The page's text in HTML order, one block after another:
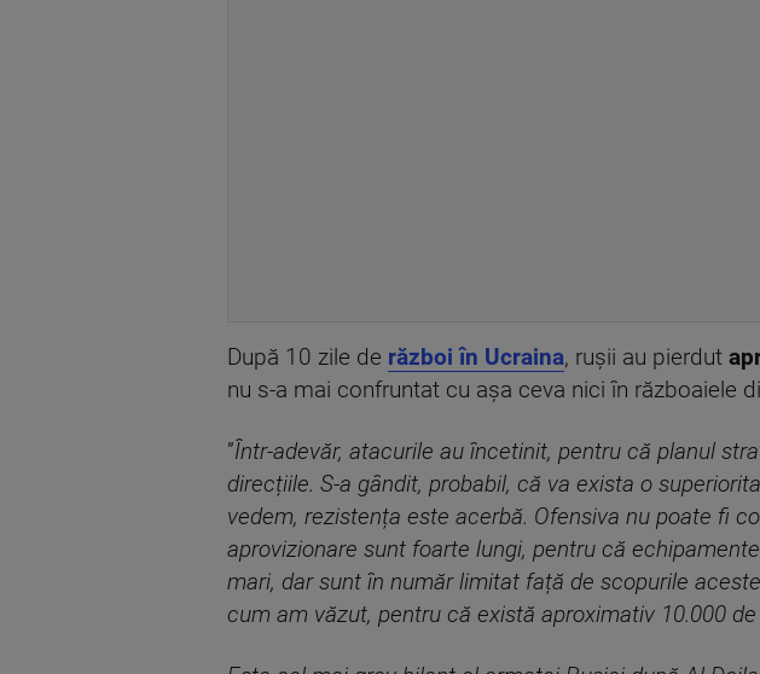
După 10 zile de război în Ucraina, rușii au pierdut
nu s-a mai confruntat cu așa ceva nici în războaiele
”Într-adevăr, atacurile au încetinit, pentru că planul
direcțiile. S-a gândit, probabil, că va exista o
vedem, rezistența este acerbă. Ofensiva nu poate fi
aprovizionare sunt foarte lungi, pentru că
mari, dar sunt în număr limitat față de scopurile
cum am văzut, pentru că există aproximativ 10.000